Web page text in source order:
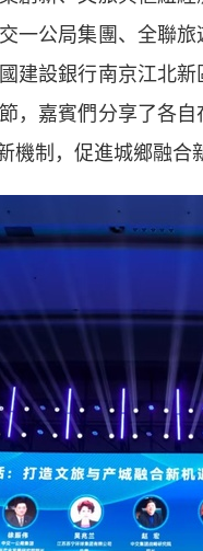
一公局集團、全聯
建設銀行南京江北
，嘉賓們分享了各
機制，促進城鄉融合